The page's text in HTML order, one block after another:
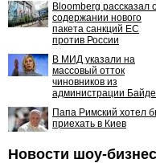
Bloomberg рассказал
содержании нового
пакета санкций ЕС
против России
В МИД указали на
массовый отток
чиновников из
администрации
Папа Римский хотел
приехать в Киев
Новости шоу-